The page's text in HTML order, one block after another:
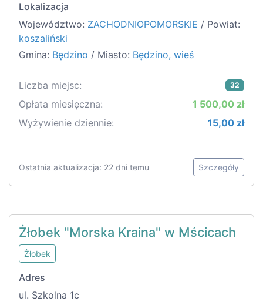
Lokalizacja
Województwo: ZACHODNIOPOMORSKIE / Powiat:
koszaliński
Gmina: Będzino / Miasto: Będzino, wieś
Liczba miejsc: 32
Opłata miesięczna:
1 500,00 zł
Wyżywienie dziennie:
15,00 zł
Ostatnia aktualizacja: 22 dni temu Szczegóły
Żłobek "Morska Kraina" w Mścicach
Żłobek
Adres
ul. Szkolna 1c